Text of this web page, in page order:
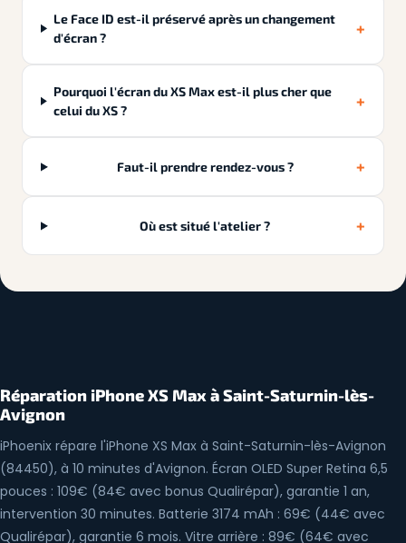
Le Face ID est-il préservé après un changement
d'écran ?
+
Pourquoi l'écran du XS Max est-il plus cher que
celui du XS ?
+
Faut-il prendre rendez-vous ? +
Où est situé l'atelier ? +
Réparation iPhone XS Max à Saint-Saturnin-lès-
Avignon
iPhoenix répare l'iPhone XS Max à Saint-Saturnin-lès-Avignon
(84450), à 10 minutes d'Avignon. Écran OLED Super Retina 6,5
pouces : 109€ (84€ avec bonus Qualirépar), garantie 1 an,
intervention 30 minutes. Batterie 3174 mAh : 69€ (44€ avec
Qualirépar), garantie 6 mois. Vitre arrière : 89€ (64€ avec